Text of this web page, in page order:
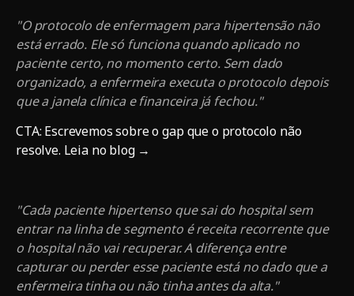
"O protocolo de enfermagem para hipertensão não
está errado. Ele só funciona quando aplicado no
paciente certo, no momento certo. Sem dado
organizado, a enfermeira executa o protocolo depois
que a janela clínica e financeira já fechou."
CTA: Escrevemos sobre o gap que o protocolo não
resolve. Leia no blog →
"Cada paciente hipertenso que sai do hospital sem
entrar na linha de segmento é receita recorrente que
o hospital não vai recuperar. A diferença entre
capturar ou perder esse paciente está no dado que a
enfermeira tinha ou não tinha antes da alta."